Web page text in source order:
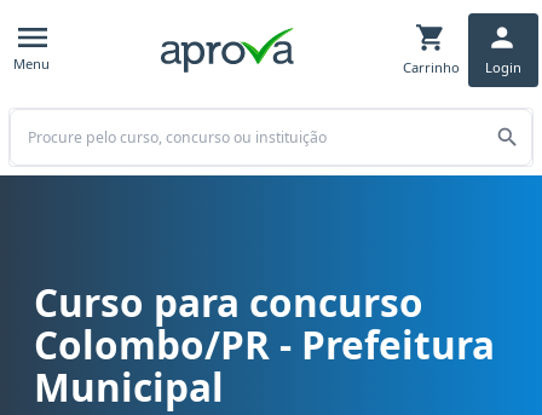
Menu Carrinho Login
Buscar
Curso para concurso Colombo/PR - Prefeitura Municipal cargo
Curso para concurso
Colombo/PR - Prefeitura
Municipal